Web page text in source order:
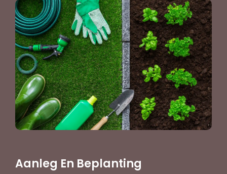
Aanleg En Beplanting